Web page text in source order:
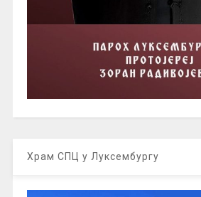
Храм СПЦ у Луксембургу